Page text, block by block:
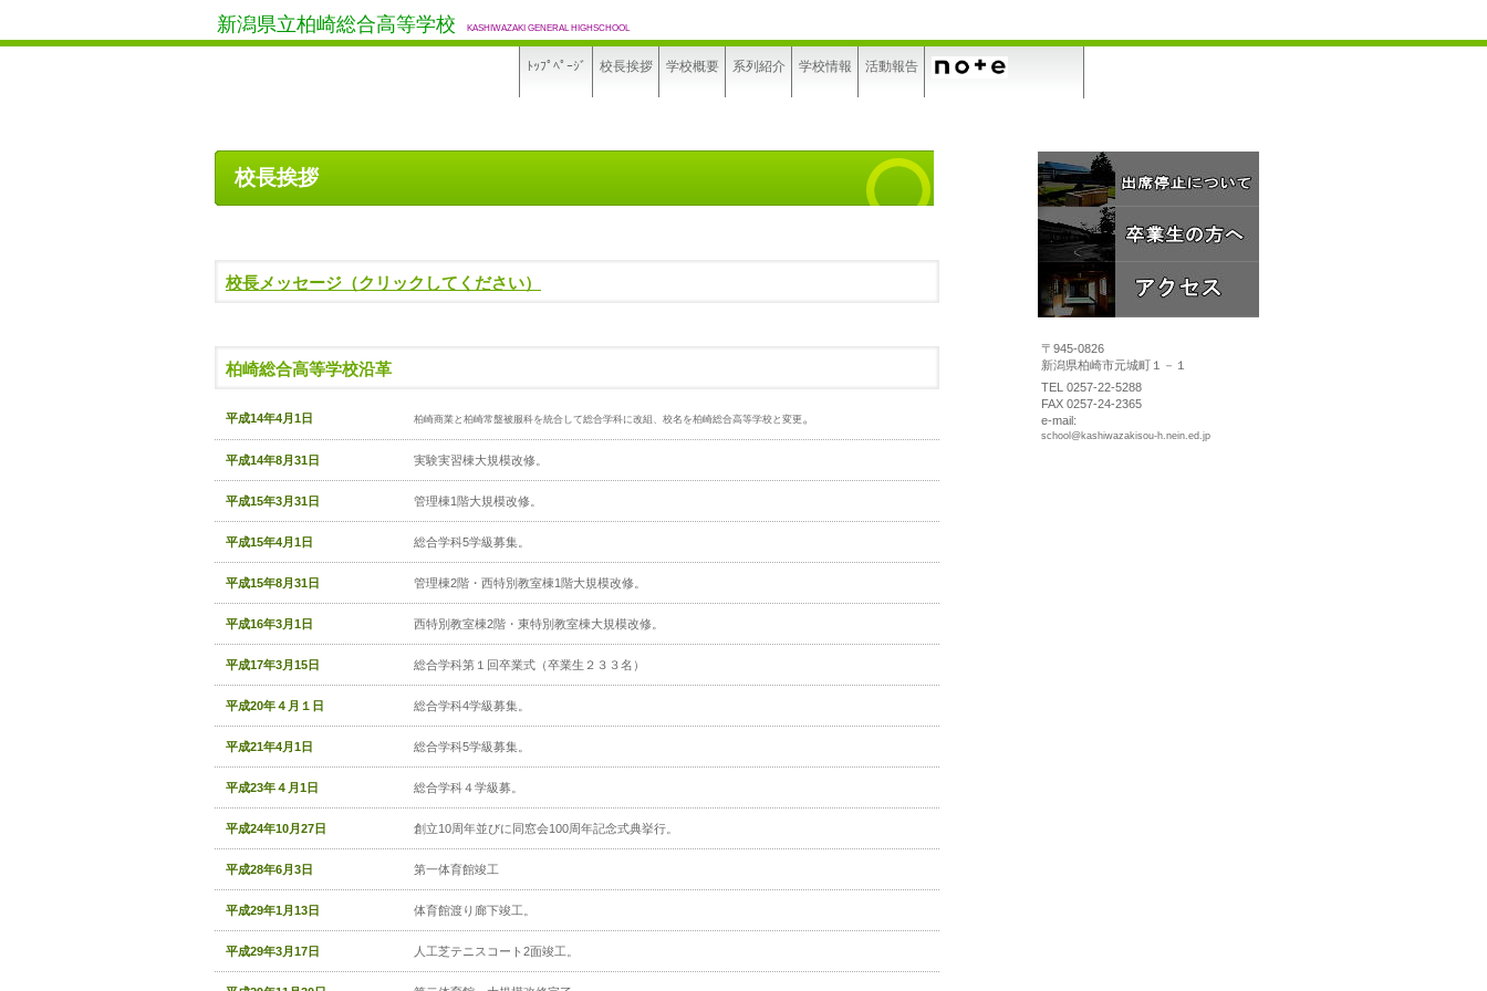
新潟県立柏崎総合高等学校 KASHIWAZAKI GENERAL HIGHSCHOOL
校長挨拶
校長メッセージ（クリックしてください）
柏崎総合高等学校沿革
平成14年4月1日 柏崎商業と柏崎常盤被服科を統合して総合学科に改組、校名を柏崎総合高等学校と変更。
平成14年8月31日 実験実習棟大規模改修。
平成15年3月31日 管理棟1階大規模改修。
平成15年4月1日 総合学科5学級募集。
平成15年8月31日 管理棟2階・西特別教室棟1階大規模改修。
平成16年3月1日 西特別教室棟2階・東特別教室棟大規模改修。
平成17年3月15日 総合学科第１回卒業式（卒業生２３３名）
平成20年４月１日 総合学科4学級募集。
平成21年4月1日 総合学科5学級募集。
平成23年４月1日 総合学科４学級募。
平成24年10月27日 創立10周年並びに同窓会100周年記念式典挙行。
平成28年6月3日 第一体育館竣工
平成29年1月13日 体育館渡り廊下竣工。
平成29年3月17日 人工芝テニスコート2面竣工。
ﾄｯﾌﾟﾍﾟｰｼﾞ 校長挨拶 学校概要 系列紹介 学校情報 活動報告
〒945-0826
新潟県柏崎市元城町１－１
TEL 0257-22-5288
FAX 0257-24-2365
e-mail:
school@kashiwazakisou-h.nein.ed.jp